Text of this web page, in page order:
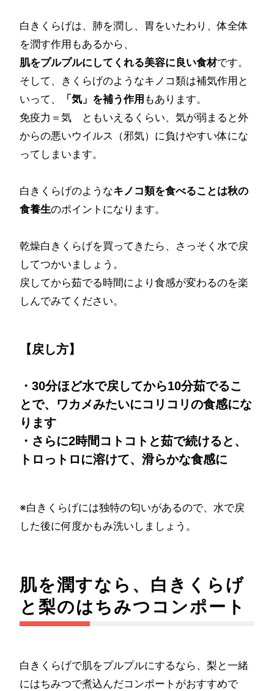
白きくらげは、肺を潤し、胃をいたわり、体全体
を潤す作用もあるから、
肌をプルプルにしてくれる美容に良い食材です。
そして、きくらげのようなキノコ類は補気作用と
いって、
「気」を補う作用もあります。
免疫力＝気 ともいえるくらい、気が弱まると外
からの悪いウイルス（邪気）に負けやすい体にな
ってしまいます。
白きくらげのようなキノコ類を食べることは秋の
食養生のポイントになります。
乾燥白きくらげを買ってきたら、さっそく水で戻
してつかいましょう。
戻してから茹でる時間により食感が変わるのを楽
しんでみてください。
【戻し方】
・30分ほど水で戻してから10分茹でるこ
とで、ワカメみたいにコリコリの食感にな
ります
・さらに2時間コトコトと茹で続けると、
トロっトロに溶けて、滑らかな食感に
※白きくらげには独特の匂いがあるので、水で戻
した後に何度かもみ洗いしましょう。
肌を潤すなら、白きくらげ
と梨のはちみつコンポート
白きくらげで肌をプルプルにするなら、梨と一緒
にはちみつで煮込んだコンポートがおすすめで